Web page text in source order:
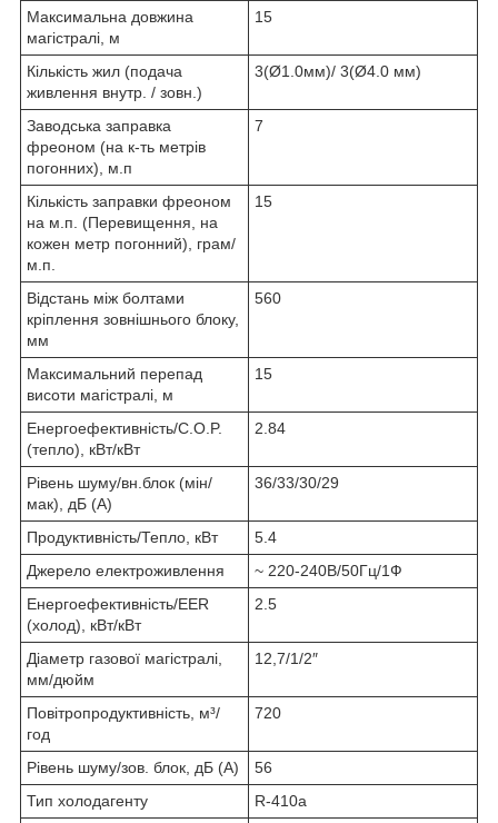
Максимальна довжина
магістралі, м
15
Кількість жил (подача
живлення внутр. / зовн.)
3(Ø1.0мм)/ 3(Ø4.0 мм)
Заводська заправка
фреоном (на к-ть метрів
погонних), м.п
7
Кількість заправки фреоном
на м.п. (Перевищення, на
кожен метр погонний), грам/
м.п.
15
Відстань між болтами
кріплення зовнішнього блоку,
мм
560
Максимальний перепад
висоти магістралі, м
15
Енергоефективність/C.O.P.
(тепло), кВт/кВт
2.84
Рівень шуму/вн.блок (мін/
мак), дБ (А)
36/33/30/29
Продуктивність/Тепло, кВт
5.4
Джерело електроживлення
~ 220-240В/50Гц/1Ф
Енергоефективність/EER
(холод), кВт/кВт
2.5
Діаметр газової магістралі,
мм/дюйм
12,7/1/2″
Повітропродуктивність, м³/
год
720
Рівень шуму/зов. блок, дБ (А)
56
Тип холодагенту
R-410a